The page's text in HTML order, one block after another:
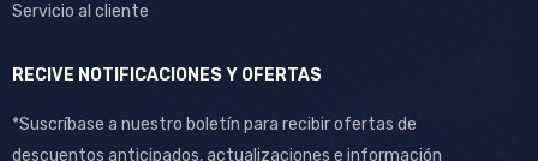
Servicio al cliente
RECIVE NOTIFICACIONES Y OFERTAS
*Suscríbase a nuestro boletín para recibir ofertas de
descuentos anticipados, actualizaciones e información